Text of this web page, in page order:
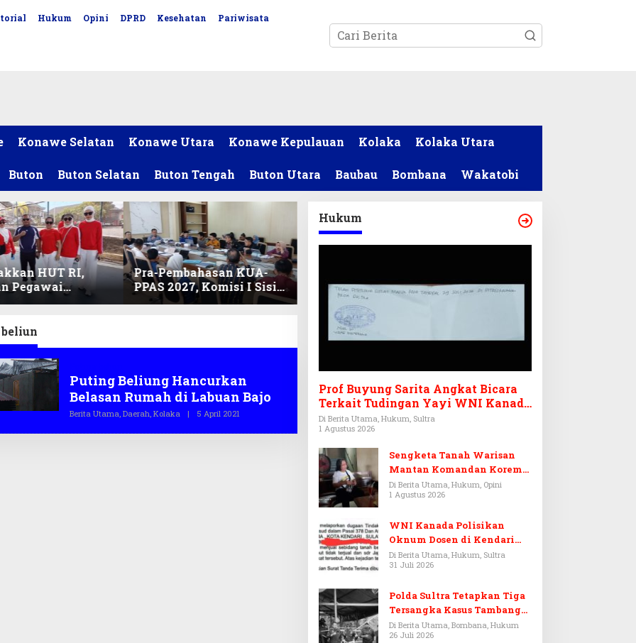
Hukum Opini DPRD Kesehatan Pariwisata
Konawe Selatan Konawe Utara Konawe Kepulauan Kolaka Kolaka Utara
Buton Buton Selatan Buton Tengah Buton Utara Baubau Bombana Wakatobi
HUT RI,
Pegawai
DPRD Sultra
Pra-Pembahasan KUA-
PPAS 2027, Komisi I Sisir
Program Prioritas
Puting Beliung Hancurkan
Belasan Rumah di Labuan Bajo
Berita Utama, Daerah, Kolaka | 5 April 2021
E
Hukum
Prof Buyung Sarita Angkat Bicara
Terkait Tudingan Yayi WNI Kanada
Ditagih Utang Rp3,6 Miliar
Di Berita Utama, Hukum, Sultra
1 Agustus 2026
Sengketa Tanah Warisan
Mantan Komandan Korem
143/HO, Ketika Warisan
Menjadi Arena Pemerasan
Di Berita Utama, Hukum, Opini
1 Agustus 2026
WNI Kanada Polisikan
Oknum Dosen di Kendari
Terkait Aset Puluhan Miliar
Di Berita Utama, Hukum, Sultra
31 Juli 2026
Polda Sultra Tetapkan Tiga
Tersangka Kasus Tambang
Emas Ilegal di Bombana
Di Berita Utama, Bombana, Hukum
26 Juli 2026